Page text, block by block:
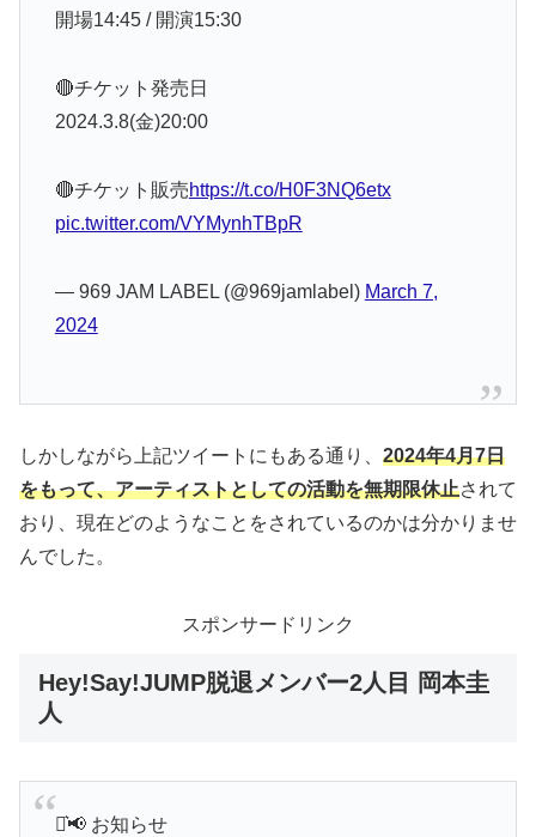
開場14:45 / 開演15:30
🔴チケット発売日
2024.3.8(金)20:00
🔴チケット販売https://t.co/H0F3NQ6etx
pic.twitter.com/VYMynhTBpR
— 969 JAM LABEL (@969jamlabel) March 7,
2024
しかしながら上記ツイートにもある通り、 2024年4月7日
をもって、アーティストとしての活動を無期限休止されて
おり、現在どのようなことをされているのかは分かりませ
んでした。
スポンサードリンク
Hey!Say!JUMP脱退メンバー2人目 岡本圭
人
⋆͛📢 お知らせ